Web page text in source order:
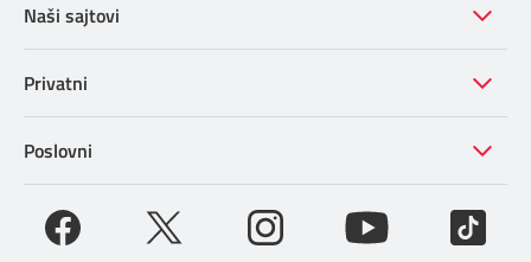
Naši sajtovi
Privatni
Poslovni